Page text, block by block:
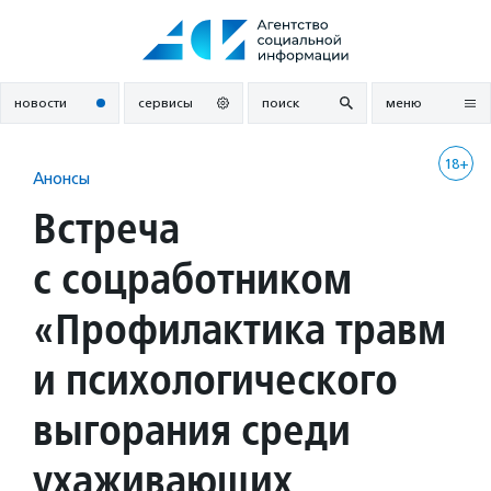
новости сервисы поиск меню
18+
Анонсы
Встреча
с соцработником
«Профилактика травм
и психологического
выгорания среди
ухаживающих